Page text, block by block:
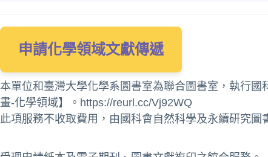
申請化學領域文獻傳遞
本單位和臺灣大學化學系圖書室為聯合圖書室，執行
畫-化學領域】。 https://reurl.cc/Vj92WQ
此項服務不收取費用，由國科會自然科學及永續研究圖